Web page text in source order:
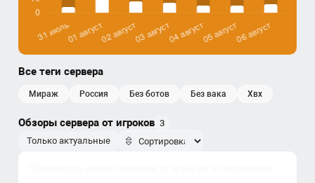
Все теги сервера
мираж россия без ботов без вака хвх
Обзоры сервера от игроков 3
Только актуальные